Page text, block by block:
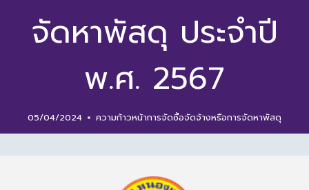
จัดหาพัสดุ ประจำปี
พ.ศ. 2567
05/04/2024 ความก้าวหน้าการจัดซื้อจัดจ้างหรือการจัดหาพัสดุ